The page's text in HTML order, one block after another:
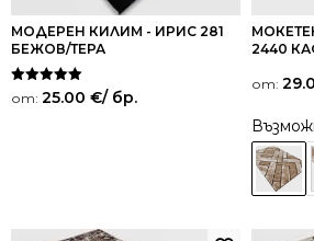
МОДЕРЕН КИЛИМ - ИРИС 281
БЕЖОВ/ТЕРА
Оценено на
5.00
от: 25.00 €/ бр.
2440
от: